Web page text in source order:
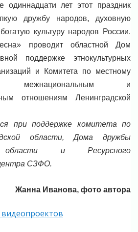
одиннадцати лет этот праздник
дружбу народов, духовную
культуру народов России.
проводит областной Дом
поддержке этнокультурных
и Комитета по местному
межнациональным и
отношениям Ленинградской
при поддержке комитета по
области, Дома дружбы
области и Ресурсного
СЗФО.
Жанна Иванова, фото автора
видеопроектов